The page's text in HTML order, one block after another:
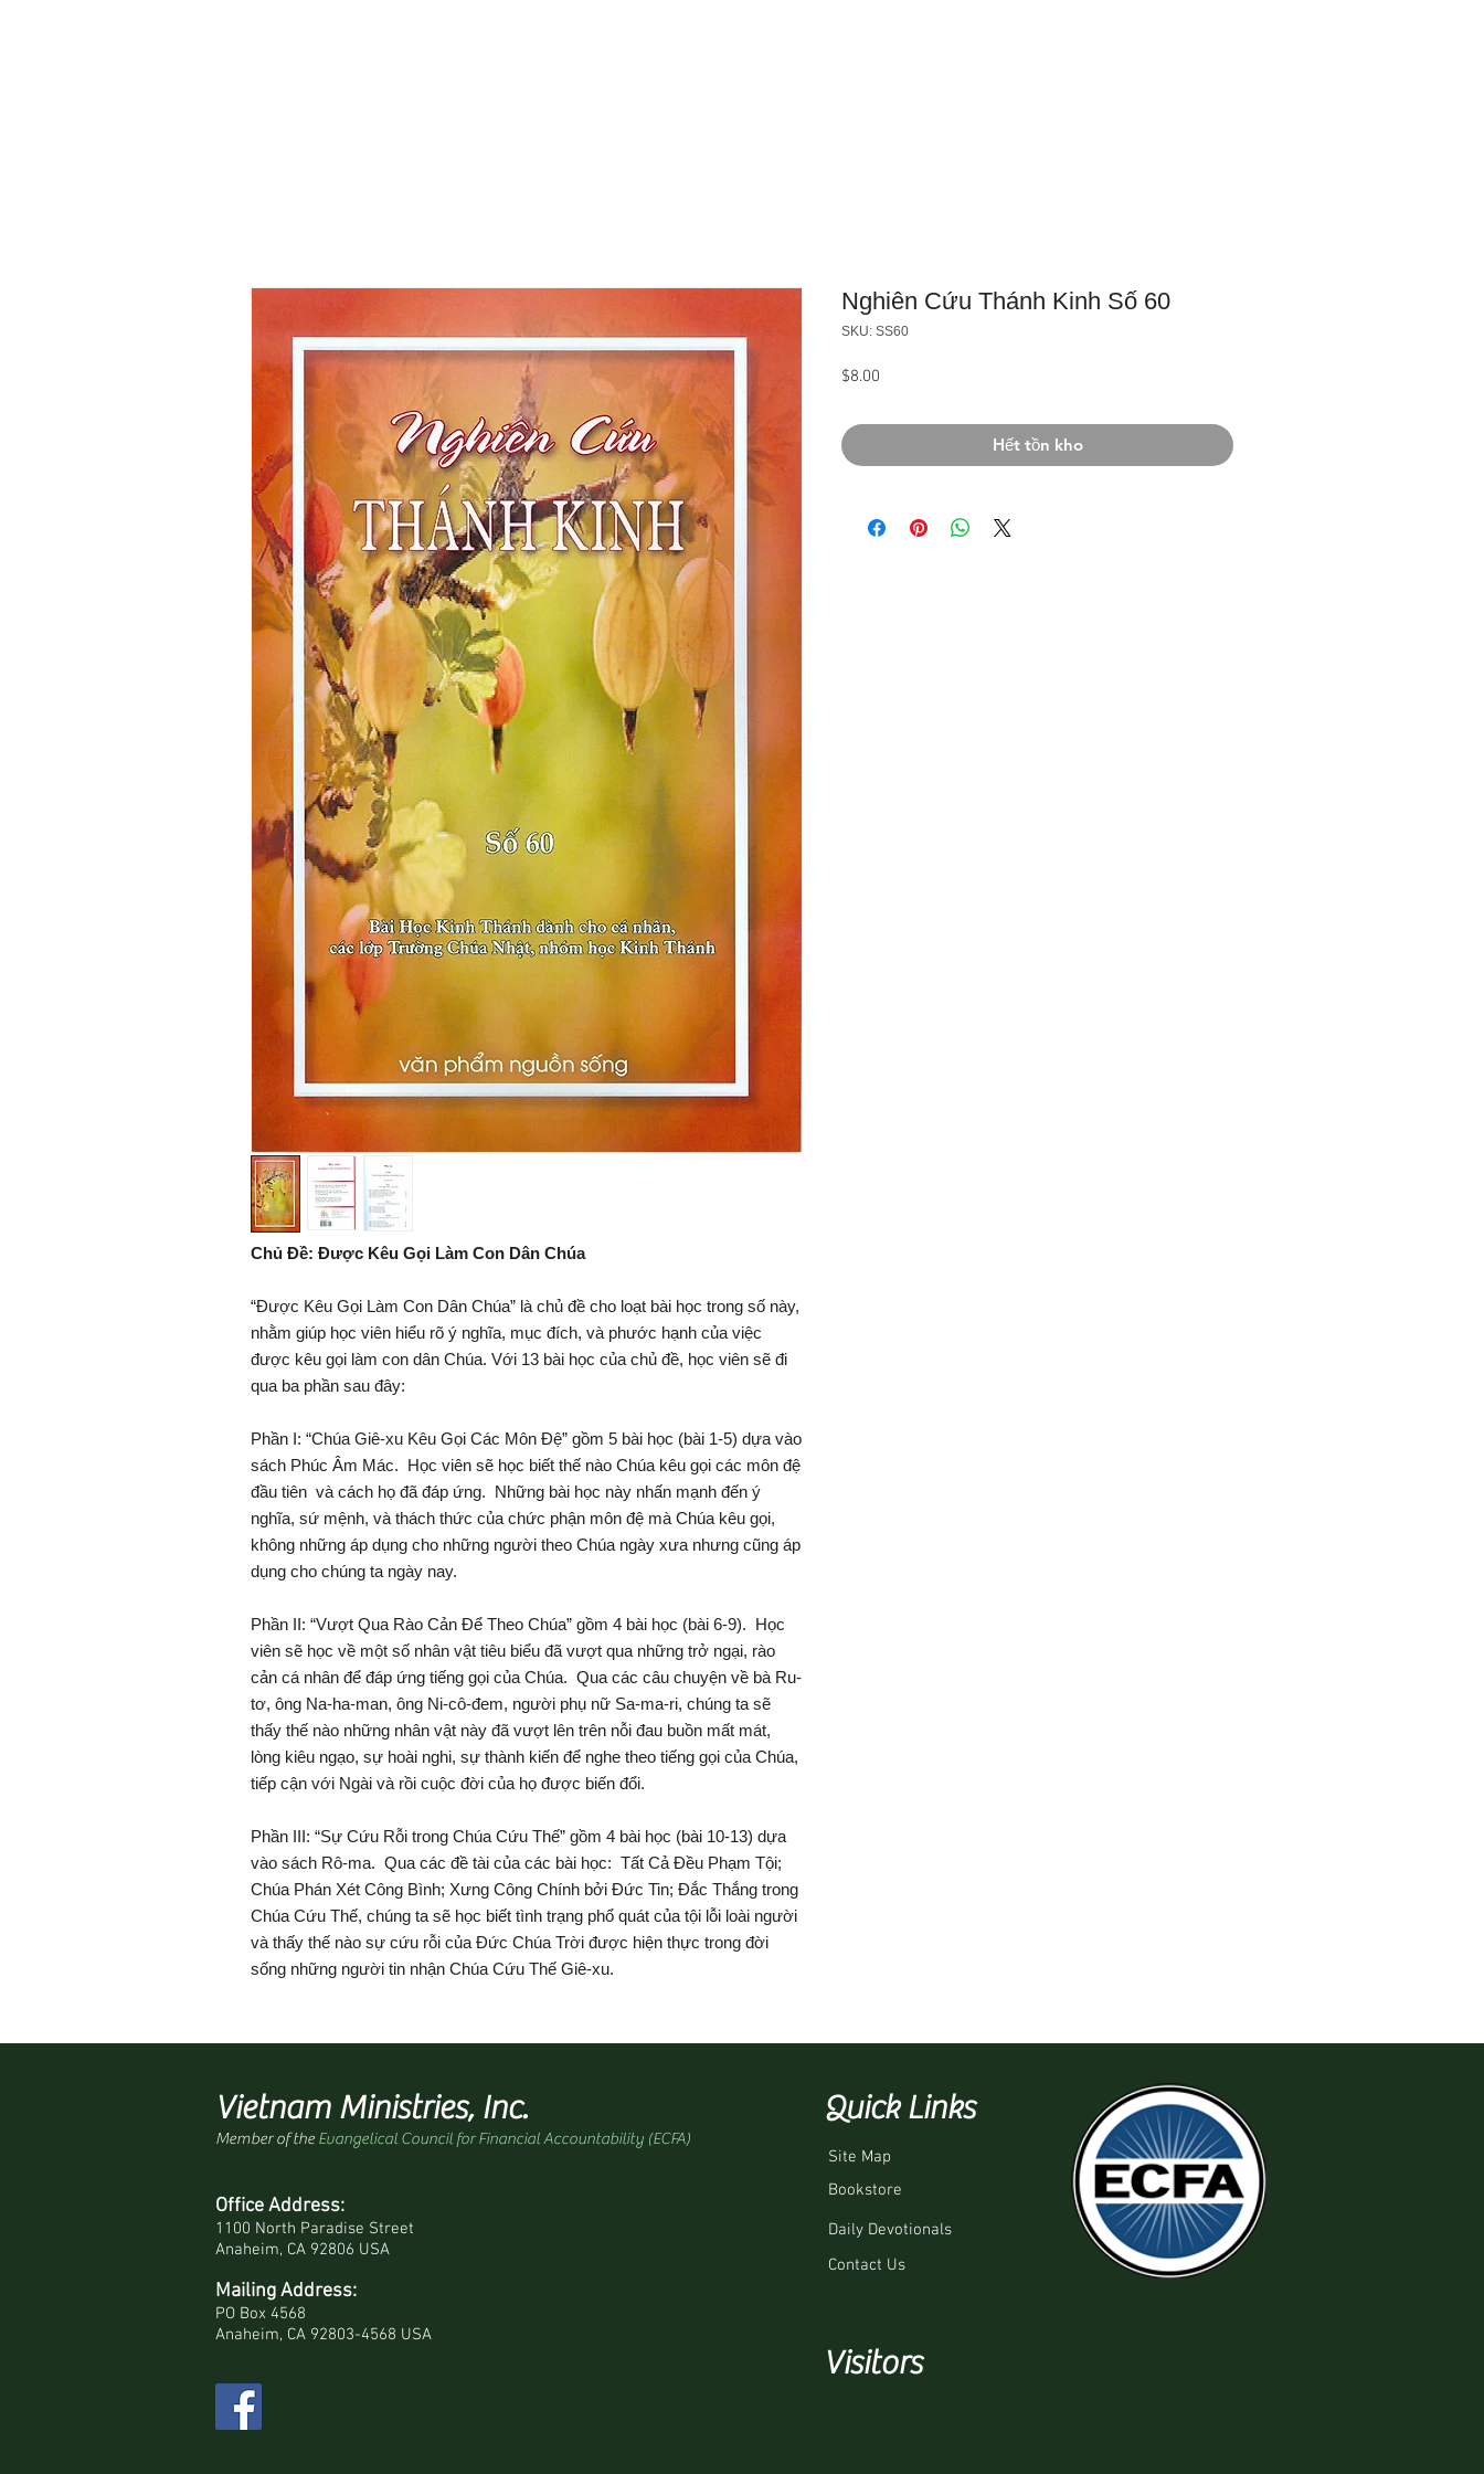
Chủ Đề: Được Kêu Gọi Làm Con Dân Chúa
“Ðược Kêu Gọi Làm Con Dân Chúa” là chủ đề cho loạt bài học trong số này,
nhằm giúp học viên hiểu rõ ý nghĩa, mục đích, và phước hạnh của việc
được kêu gọi làm con dân Chúa. Với 13 bài học của chủ đề, học viên sẽ đi
qua ba phần sau đây:
Phần I: “Chúa Giê-xu Kêu Gọi Các Môn Ðệ” gồm 5 bài học (bài 1-5) dựa vào
sách Phúc Âm Mác. Học viên sẽ học biết thế nào Chúa kêu gọi các môn đệ
đầu tiên và cách họ đã đáp ứng. Những bài học này nhấn mạnh đến ý
nghĩa, sứ mệnh, và thách thức của chức phận môn đệ mà Chúa kêu gọi,
không những áp dụng cho những người theo Chúa ngày xưa nhưng cũng áp
dụng cho chúng ta ngày nay.
Phần II: “Vượt Qua Rào Cản Để Theo Chúa” gồm 4 bài học (bài 6-9). Học
viên sẽ học về một số nhân vật tiêu biểu đã vượt qua những trở ngại, rào
cản cá nhân để đáp ứng tiếng gọi của Chúa. Qua các câu chuyện về bà Ru-
tơ, ông Na-ha-man, ông Ni-cô-đem, người phụ nữ Sa-ma-ri, chúng ta sẽ
thấy thế nào những nhân vật này đã vượt lên trên nỗi đau buồn mất mát,
lòng kiêu ngạo, sự hoài nghi, sự thành kiến để nghe theo tiếng gọi của Chúa,
tiếp cận với Ngài và rồi cuộc đời của họ được biến đổi.
Phần III: “Sự Cứu Rỗi trong Chúa Cứu Thế” gồm 4 bài học (bài 10-13) dựa
vào sách Rô-ma. Qua các đề tài của các bài học: Tất Cả Đều Phạm Tội;
Chúa Phán Xét Công Bình; Xưng Công Chính bởi Đức Tin; Đắc Thắng trong
Chúa Cứu Thế, chúng ta sẽ học biết tình trạng phổ quát của tội lỗi loài người
và thấy thế nào sự cứu rỗi của Đức Chúa Trời được hiện thực trong đời
sống những người tin nhận Chúa Cứu Thế Giê-xu.
Nghiên Cứu Thánh Kinh Số 60
SKU: SS60
$8.00
Hết tồn kho
Vietnam Ministries, Inc.
Member of the Evangelical Council for Financial Accountability (ECFA)
Office Address:
1100 North Paradise Street
Anaheim, CA 92806 USA
Mailing Address:
PO Box 4568
Anaheim, CA 92803-4568 USA
Quick Links
Site Map
Bookstore
Daily Devotionals
Contact Us
Visitors